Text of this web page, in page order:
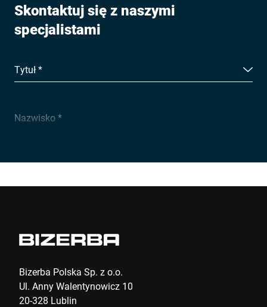
Skontaktuj się z naszymi
specjalistami
Tytuł *
Nazwisko *
Firma *
Bizerba Polska Sp. z o.o.
Ul. Anny Walentynowicz 10
20-328 Lublin